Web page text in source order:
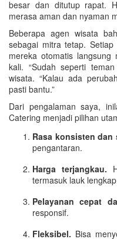
besar dan ditutup rapat.
merasa aman dan nyaman
Beberapa agen wisata
sebagai mitra tetap.
mereka otomatis
kali. “Sudah seperti
wisata. “Kalau ada
pasti bantu.”
Dari pengalaman saya,
Catering menjadi pilihan
Rasa konsisten dan
pengantaran.
Harga terjangkau.
termasuk lauk
Pelayanan cepat
responsif.
Fleksibel. Bisa